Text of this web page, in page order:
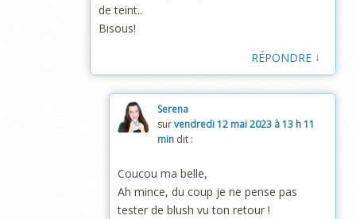
de teint..
Bisous!
RÉPONDRE ↓
Serena
survendredi 12 mai 2023 à 13 h 11
min dit :
Coucou ma belle,
Ah mince, du coup je ne pense pas
tester de blush vu ton retour !